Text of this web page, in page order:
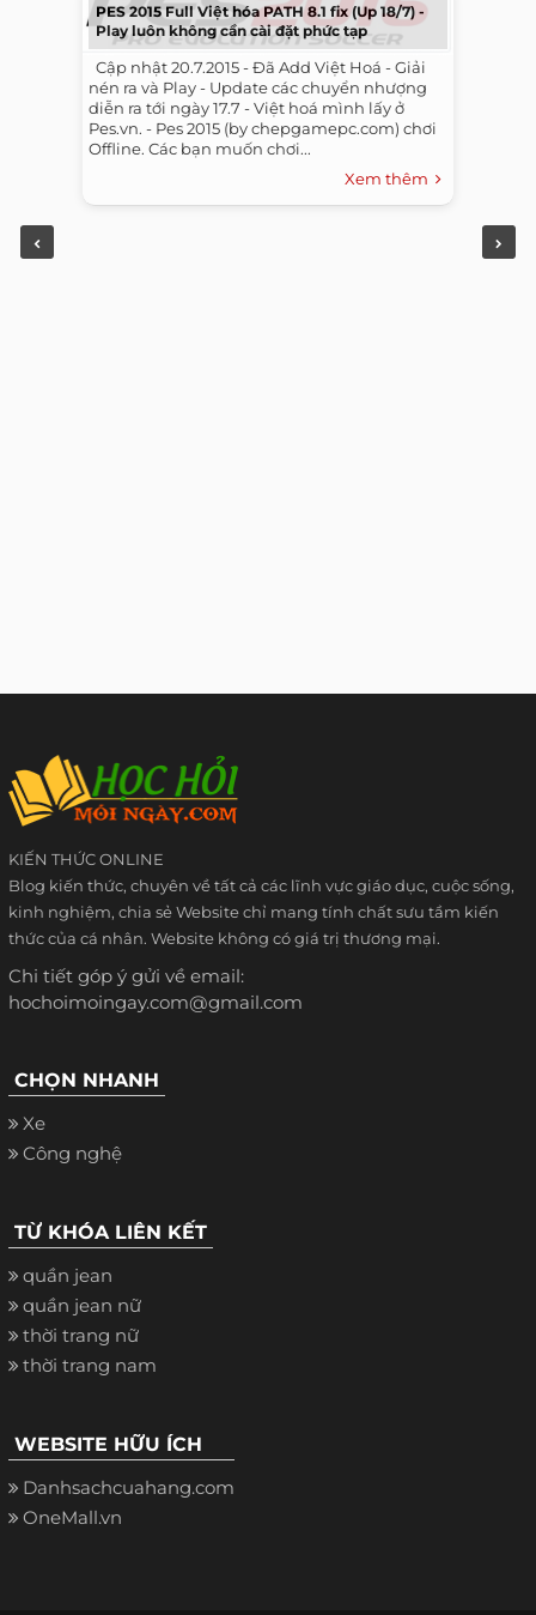
PES 2015 Full Việt hóa PATH 8.1 fix (Up 18/7) -
Play luôn không cần cài đặt phức tạp
​ ​ Cập nhật 20.7.2015 - Đã Add Việt Hoá - Giải
nén ra và Play - Update các chuyển nhượng
diễn ra tới ngày 17.7 - Việt hoá mình lấy ở
Pes.vn. - Pes 2015 (by chepgamepc.com) chơi
Offline. Các bạn muốn chơi...
Xem thêm
KIẾN THỨC ONLINE
Blog kiến thức, chuyên về tất cả các lĩnh vực giáo dục, cuộc sống,
kinh nghiệm, chia sẻ Website chỉ mang tính chất sưu tầm kiến
thức của cá nhân. Website không có giá trị thương mại.
Chi tiết góp ý gửi về email:
hochoimoingay.com@gmail.com
CHỌN NHANH
Xe
Công nghệ
TỪ KHÓA LIÊN KẾT
quần jean
quần jean nữ
thời trang nữ
thời trang nam
WEBSITE HỮU ÍCH
Danhsachcuahang.com
OneMall.vn